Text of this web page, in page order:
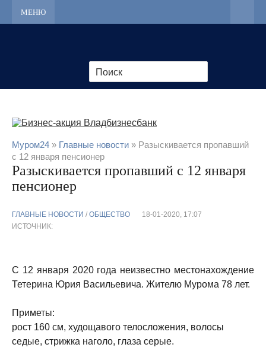
МЕНЮ
Муром24 » Главные новости » Разыскивается пропавший
с 12 января пенсионер
Разыскивается пропавший с 12 января
пенсионер
ГЛАВНЫЕ НОВОСТИ / ОБЩЕСТВО
18-01-2020, 17:07
ИСТОЧНИК:
С 12 января 2020 года неизвестно местонахождение
Тетерина Юрия Васильевича. Жителю Мурома 78 лет.
Приметы:
рост 160 см, худощавого телосложения, волосы
седые, стрижка наголо, глаза серые.